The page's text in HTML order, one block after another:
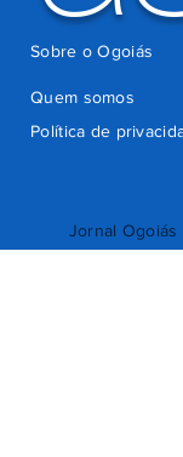
Jornal
Quem somos
Política de
Sobre o Ogoiás